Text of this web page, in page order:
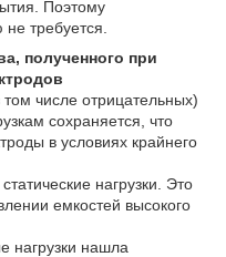
Поэтому
требуется.
полученного при
числе отрицательных)
сохраняется, что
в условиях крайнего
нагрузки. Это
емкостей высокого
нагрузки нашла